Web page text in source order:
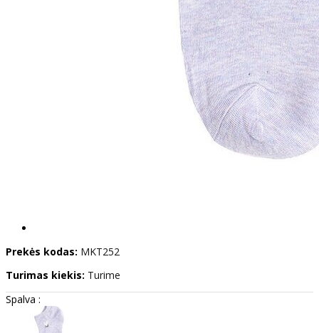
Prekės kodas: MKT252
Turimas kiekis: Turime
Spalva :